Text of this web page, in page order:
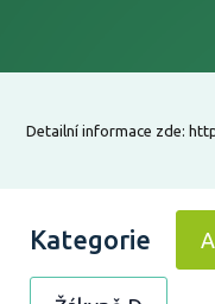
Detailní informace zde:
Kategorie